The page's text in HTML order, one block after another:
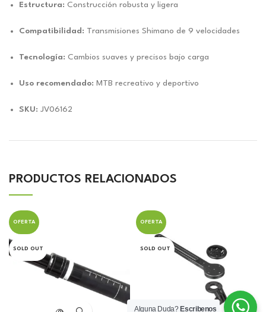
Estructura: Construcción robusta y ligera
Compatibilidad: Transmisiones Shimano de 9 velocidades
Tecnología: Cambios suaves y precisos bajo carga
Uso recomendado: MTB recreativo y deportivo
SKU: JV06162
PRODUCTOS RELACIONADOS
OFERTA
SOLD OUT
OFERTA
SOLD OUT
Alguna Duda? Escribenos